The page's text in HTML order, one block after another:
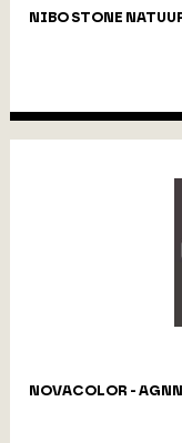
NIBO STONE
NOVACOLOR -